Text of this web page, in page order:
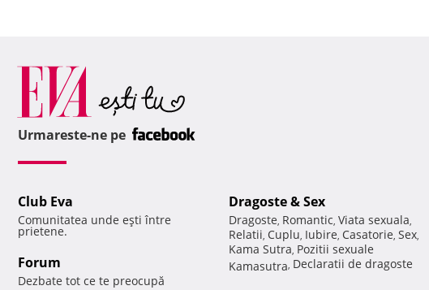
Urmareste-ne pe
Club Eva
Comunitatea unde eşti între
prietene.
Forum
Dezbate tot ce te preocupă
Dragoste & Sex
Dragoste, Romantic, Viata sexuala,
Relatii, Cuplu, Iubire, Casatorie, Sex,
Kama Sutra, Pozitii sexuale
Kamasutra, Declaratii de dragoste